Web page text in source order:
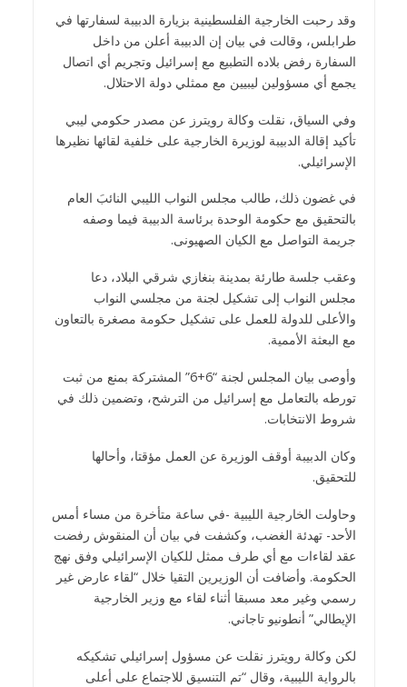
وقد رحبت الخارجية الفلسطينية بزيارة الدبيبة لسفارتها في
طرابلس، وقالت في بيان إن الدبيبة أعلن من داخل
السفارة رفض بلاده التطبيع مع إسرائيل وتجريم أي اتصال
يجمع أي مسؤولين ليبيين مع ممثلي دولة الاحتلال.
وفي السياق، نقلت وكالة رويترز عن مصدر حكومي ليبي
تأكيد إقالة الدبيبة لوزيرة الخارجية على خلفية لقائها نظيرها
الإسرائيلي.
في غضون ذلك، طالب مجلس النواب الليبي النائبَ العام
بالتحقيق مع حكومة الوحدة برئاسة الدبيبة فيما وصفه
جريمة التواصل مع الكيان الصهيونى.
وعقب جلسة طارئة بمدينة بنغازي شرقي البلاد، دعا
مجلس النواب إلى تشكيل لجنة من مجلسي النواب
والأعلى للدولة للعمل على تشكيل حكومة مصغرة بالتعاون
مع البعثة الأممية.
وأوصى بيان المجلس لجنة “6+6” المشتركة بمنع من ثبت
تورطه بالتعامل مع إسرائيل من الترشح، وتضمين ذلك في
شروط الانتخابات.
وكان الدبيبة أوقف الوزيرة عن العمل مؤقتا، وأحالها
للتحقيق.
وحاولت الخارجية الليبية -في ساعة متأخرة من مساء أمس
الأحد- تهدئة الغضب، وكشفت في بيان أن المنقوش رفضت
عقد لقاءات مع أي طرف ممثل للكيان الإسرائيلي وفق نهج
الحكومة. وأضافت أن الوزيرين التقيا خلال “لقاء عارض غير
رسمي وغير معد مسبقا أثناء لقاء مع وزير الخارجية
الإيطالي” أنطونيو تاجاني.
لكن وكالة رويترز نقلت عن مسؤول إسرائيلي تشكيكه
بالرواية الليبية، وقال “تم التنسيق للاجتماع على أعلى